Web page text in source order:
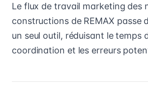
Le flux de travail marketing des
constructions de REMAX passe
un seul outil, réduisant le temps
coordination et les erreurs